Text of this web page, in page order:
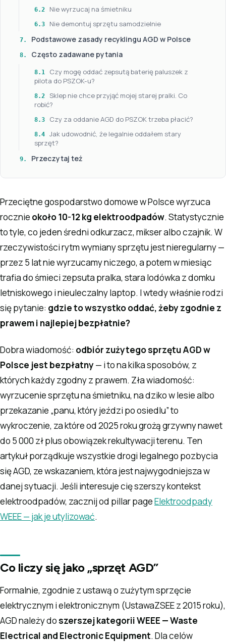
6.2 Nie wyrzucaj na śmietniku
6.3 Nie demontuj sprzętu samodzielnie
7. Podstawowe zasady recyklingu AGD w Polsce
8. Często zadawane pytania
8.1
Czy mogę oddać zepsutą baterię paluszek z
pilota do PSZOK-u?
8.2
Sklep nie chce przyjąć mojej starej pralki. Co
robić?
8.3 Czy za oddanie AGD do PSZOK trzeba płacić?
8.4
Jak udowodnić, że legalnie oddałem stary
sprzęt?
9. Przeczytaj też
Przeciętne gospodarstwo domowe w Polsce wyrzuca
rocznie około 10-12 kg elektroodpadów. Statystycznie
to tyle, co jeden średni odkurzacz, mikser albo czajnik. W
rzeczywistości rytm wymiany sprzętu jest nieregularny —
przez 5 lat nie wyrzucamy niczego, a potem w miesiąc
trafia do śmieci zepsuta pralka, stara lodówka z domku
letniskowego i nieuleczalny laptop. I wtedy właśnie rodzi
się pytanie: gdzie to wszystko oddać, żeby zgodnie z
prawem i najlepiej bezpłatnie?
Dobra wiadomość: odbiór zużytego sprzętu AGD w
Polsce jest bezpłatny— i to na kilka sposobów, z
których każdy zgodny z prawem. Zła wiadomość:
wyrzucenie sprzętu na śmietniku, na dziko w lesie albo
przekazanie „panu, który jeździ po osiedlu” to
wykroczenie, za które od 2025 roku grożą grzywny nawet
do 5 000 zł plus obowiązek rekultywacji terenu. Ten
artykuł porządkuje wszystkie drogi legalnego pozbycia
się AGD, ze wskazaniem, która jest najwygodniejsza w
danej sytuacji. Jeśli interesuje cię szerszy kontekst
elektroodpadów, zacznij od pillar pageElektroodpady
WEEE — jak je utylizować.
Co liczy się jako „sprzęt AGD”
Formalnie, zgodnie z ustawą o zużytym sprzęcie
elektrycznym i elektronicznym (UstawaZSEE z 2015 roku),
AGD należy do szerszej kategorii WEEE — Waste
Electrical and Electronic Equipment. Dla celów